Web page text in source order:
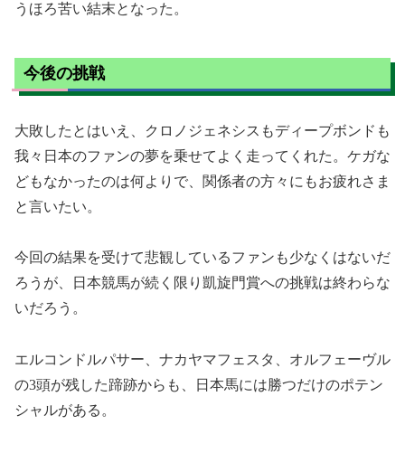
うほろ苦い結末となった。
今後の挑戦
大敗したとはいえ、クロノジェネシスもディープボンドも
我々日本のファンの夢を乗せてよく走ってくれた。ケガな
どもなかったのは何よりで、関係者の方々にもお疲れさま
と言いたい。
今回の結果を受けて悲観しているファンも少なくはないだ
ろうが、日本競馬が続く限り凱旋門賞への挑戦は終わらな
いだろう。
エルコンドルパサー、ナカヤマフェスタ、オルフェーヴル
の3頭が残した蹄跡からも、日本馬には勝つだけのポテン
シャルがある。